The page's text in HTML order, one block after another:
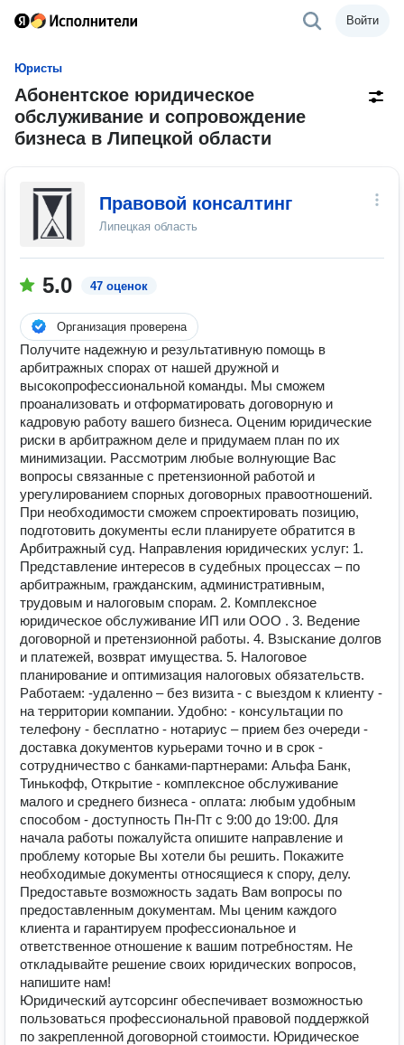
Войти
Юристы
Абонентское юридическое
обслуживание и сопровождение
бизнеса в Липецкой области
Правовой консалтинг
Липецкая область
5.0 47 оценок
Организация проверена
Получите надежную и результативную помощь в
арбитражных спорах от нашей дружной и
высокопрофессиональной команды. Мы сможем
проанализовать и отформатировать договорную и
кадровую работу вашего бизнеса. Оценим юридические
риски в арбитражном деле и придумаем план по их
минимизации. Рассмотрим любые волнующие Вас
вопросы связанные с претензионной работой и
урегулированием спорных договорных правоотношений.
При необходимости сможем спроектировать позицию,
подготовить документы если планируете обратится в
Арбитражный суд. Направления юридических услуг: 1.
Представление интересов в судебных процессах – по
арбитражным, гражданским, административным,
трудовым и налоговым спорам. 2. Комплексное
юридическое обслуживание ИП или ООО . 3. Ведение
договорной и претензионной работы. 4. Взыскание долгов
и платежей, возврат имущества. 5. Налоговое
планирование и оптимизация налоговых обязательств.
Работаем: -удаленно – без визита - с выездом к клиенту -
на территории компании. Удобно: - консультации по
телефону - бесплатно - нотариус – прием без очереди -
доставка документов курьерами точно и в срок -
сотрудничество с банками-партнерами: Альфа Банк,
Тинькофф, Открытие - комплексное обслуживание
малого и среднего бизнеса - оплата: любым удобным
способом - доступность Пн-Пт с 9:00 до 19:00. Для
начала работы пожалуйста опишите направление и
проблему которые Вы хотели бы решить. Покажите
необходимые документы относящиеся к спору, делу.
Предоставьте возможность задать Вам вопросы по
предоставленным документам. Мы ценим каждого
клиента и гарантируем профессиональное и
ответственное отношение к вашим потребностям. Не
откладывайте решение своих юридических вопросов,
напишите нам!
Юридический аутсорсинг обеспечивает возможностью
пользоваться профессиональной правовой поддержкой
по закрепленной договорной стоимости. Юридическое